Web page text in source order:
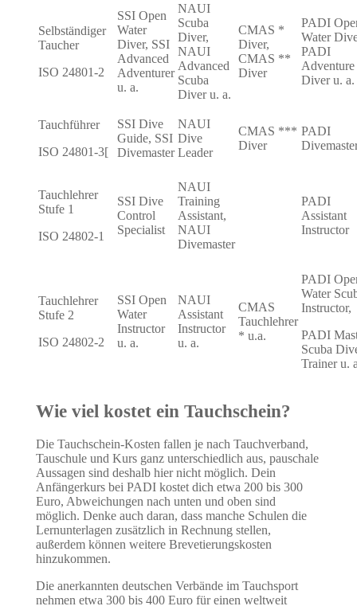
Selbständiger
Taucher
ISO 24801-2
SSI Open
Water
Diver, SSI
Advanced
Adventurer
u. a.
NAUI
Scuba
Diver,
NAUI
Advanced
Scuba
Diver u. a.
CMAS *
Diver,
CMAS **
Diver
PADI
Water
PADI
Adventure
Diver u. a.
Tauchführer
ISO 24801-3[
SSI Dive
Guide, SSI
Divemaster
NAUI
Dive
Leader
CMAS ***
Diver
PADI
Tauchlehrer
Stufe 1
ISO 24802-1
SSI Dive
Control
Specialist
NAUI
Training
Assistant,
NAUI
Divemaster
PADI
Assistant
Instructor
Tauchlehrer
Stufe 2
ISO 24802-2
SSI Open
Water
Instructor
u. a.
NAUI
Assistant
Instructor
u. a.
CMAS
Tauchlehrer
* u.a.
PADI
Water
Instructor,
PADI
Scuba
Trainer u.
Wie viel kostet ein Tauchschein?
Die Tauchschein-Kosten fallen je nach Tauchverband,
Tauschule und Kurs ganz unterschiedlich aus, pauschale
Aussagen sind deshalb hier nicht möglich. Dein
Anfängerkurs bei PADI kostet dich etwa 200 bis 300
Euro, Abweichungen nach unten und oben sind
möglich. Denke auch daran, dass manche Schulen die
Lernunterlagen zusätzlich in Rechnung stellen,
außerdem können weitere Brevetierungskosten
hinzukommen.
Die anerkannten deutschen Verbände im Tauchsport
nehmen etwa 300 bis 400 Euro für einen weltweit